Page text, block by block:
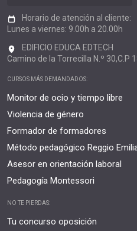
Horario de atención al cliente:
Lunes a viernes: 9.00h a 20.00h
EDIFICIO EDUCA EDTECH
Camino de la Torrecilla N.º 30,C.P
CURSOS MÁS DEMANDADOS:
Monitor de ocio y tiempo libre
Violencia de género
Formador de formadores
Método pedagógico Reggio
Asesor en orientación laboral
Pedagogía Montessori
NO TE PIERDAS:
Tu concurso oposición